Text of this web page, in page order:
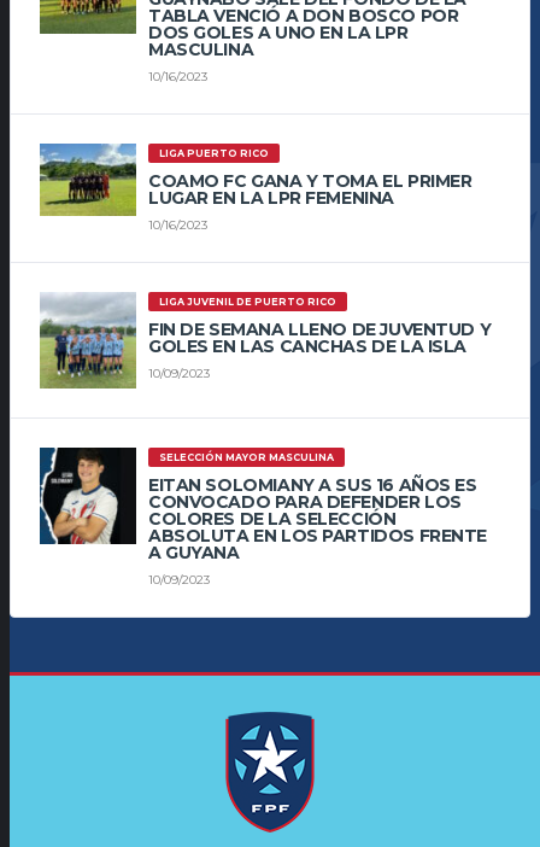
TABLA VENCIÓ A DON BOSCO POR
DOS GOLES A UNO EN LA LPR
MASCULINA
10/16/2023
LIGA PUERTO RICO
COAMO FC GANA Y TOMA EL PRIMER
LUGAR EN LA LPR FEMENINA
10/16/2023
LIGA JUVENIL DE PUERTO RICO
FIN DE SEMANA LLENO DE JUVENTUD Y
GOLES EN LAS CANCHAS DE LA ISLA
10/09/2023
SELECCIÓN MAYOR MASCULINA
EITAN SOLOMIANY A SUS 16 AÑOS ES
CONVOCADO PARA DEFENDER LOS
COLORES DE LA SELECCIÓN
ABSOLUTA EN LOS PARTIDOS FRENTE
A GUYANA
10/09/2023